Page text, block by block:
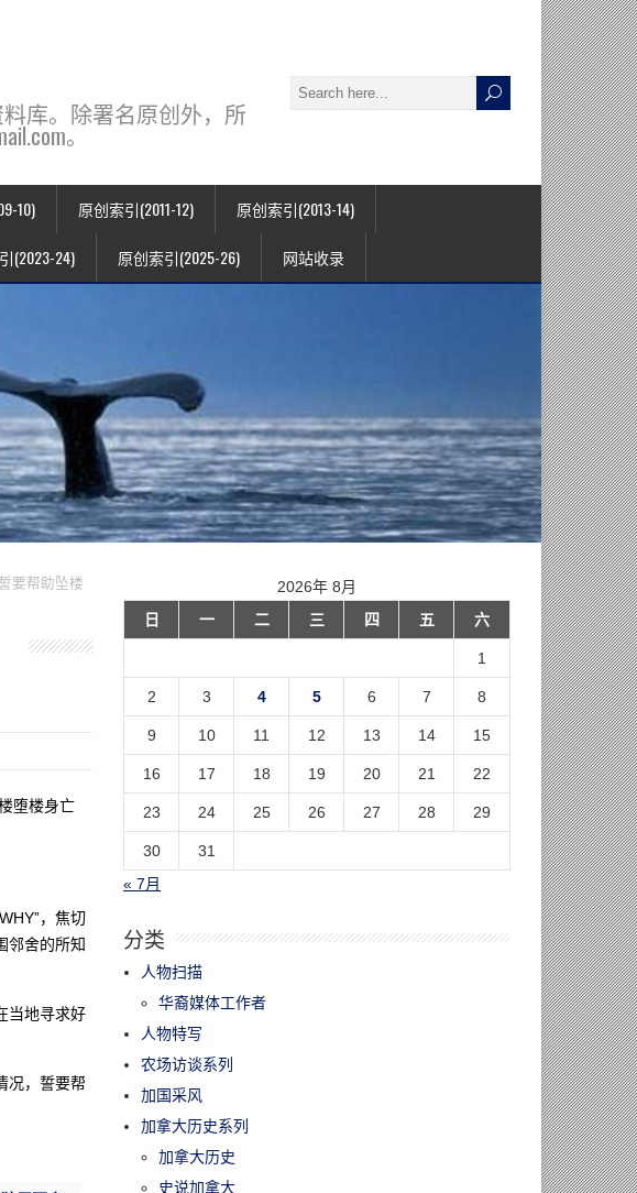
料库。除署名原创外，所
。
10) 原创索引(2011-12) 原创索引(2013-14)
(2023-24) 原创索引(2025-26) 网站收录
要帮助坠楼
堕楼身亡
，焦切
邻舍的所知
当地寻求好
况，誓要帮
2026年 8月
日
一 二 三 四 五 六
1
2 3 4 5 6 7 8
9 10 11 12 13 14 15
16 17 18 19 20 21 22
23 24 25 26 27 28 29
30
31
« 7月
分类
人物扫描
华裔媒体工作者
人物特写
农场访谈系列
加国采风
加拿大历史系列
加拿大历史
史说加拿大